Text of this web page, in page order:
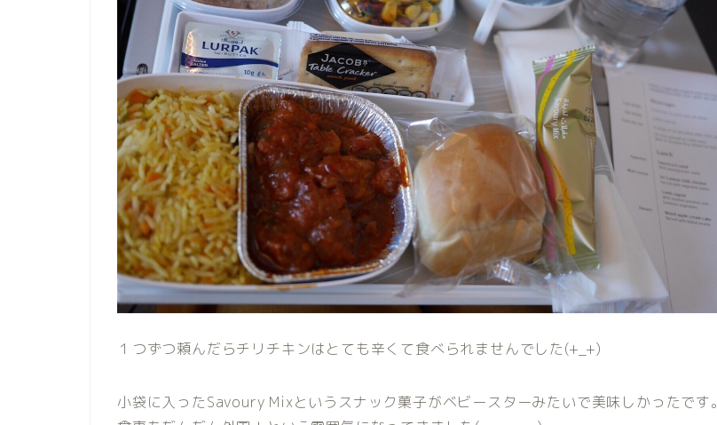
１つずつ頼んだらチリチキンはとても辛くて食べられませんでした(+_+)
小袋に入ったSavoury Mixというスナック菓子がベビースターみたいで美味しかったです。